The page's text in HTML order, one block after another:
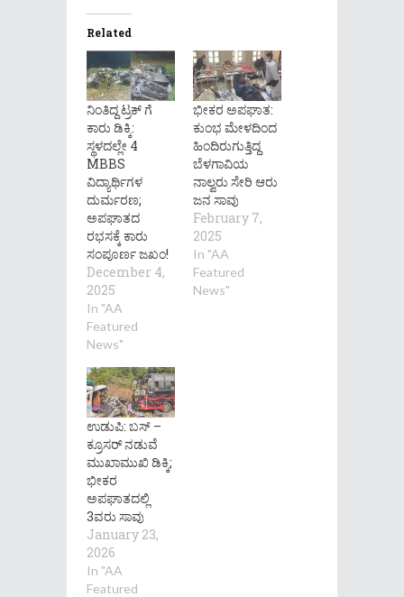
Related
ನಿಂತಿದ್ದ ಟ್ರಕ್ ಗೆ
ಕಾರು ಡಿಕ್ಕಿ:
ಸ್ಥಳದಲ್ಲೇ 4
MBBS
ವಿದ್ಯಾರ್ಥಿಗಳ
ದುರ್ಮರಣ;
ಅಪಘಾತದ
ರಭಸಕ್ಕೆ ಕಾರು
ಸಂಪೂರ್ಣ ಜಖಂ!
December 4,
2025
In "AA
Featured
News"
ಭೀಕರ ಅಪಘಾತ:
ಕುಂಭ ಮೇಳದಿಂದ
ಹಿಂದಿರುಗುತ್ತಿದ್ದ
ಬೆಳಗಾವಿಯ
ನಾಲ್ವರು ಸೇರಿ ಆರು
ಜನ ಸಾವು
February 7,
2025
In "AA
Featured
News"
ಉಡುಪಿ: ಬಸ್ –
ಕ್ರೂಸರ್ ನಡುವೆ
ಮುಖಾಮುಖಿ ಡಿಕ್ಕಿ;
ಭೀಕರ
ಅಪಘಾತದಲ್ಲಿ
3ವರು ಸಾವು
January 23,
2026
In "AA
Featured